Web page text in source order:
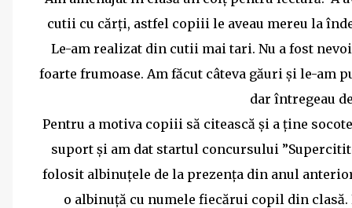
cutii cu cărți, astfel copiii le aveau mereu la
Le-am realizat din cutii mai tari. Nu a fost
foarte frumoase. Am făcut câteva găuri și le-am
dar întregeau
Pentru a motiva copiii să citească și a ține
suport și am dat startul concursului
folosit albinuțele de la prezența din anul
o albinuță cu numele fiecărui copil din